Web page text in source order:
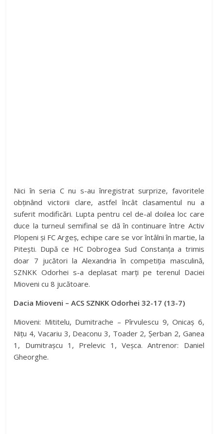
Nici în seria C nu s-au înregistrat surprize, favoritele
obținând victorii clare, astfel încât clasamentul nu a
suferit modificări. Lupta pentru cel de-al doilea loc care
duce la turneul semifinal se dă în continuare între Activ
Plopeni și FC Argeș, echipe care se vor întâlni în martie, la
Pitești. După ce HC Dobrogea Sud Constanța a trimis
doar 7 jucători la Alexandria în competiția masculină,
SZNKK Odorhei s-a deplasat marți pe terenul Daciei
Mioveni cu 8 jucătoare.
Dacia Mioveni – ACS SZNKK Odorhei 32-17 (13-7)
Mioveni: Mititelu, Dumitrache – Pîrvulescu 9, Onicaș 6,
Nițu 4, Vacariu 3, Deaconu 3, Toader 2, Șerban 2, Ganea
1, Dumitrașcu 1, Prelevic 1, Veșca. Antrenor: Daniel
Gheorghe.